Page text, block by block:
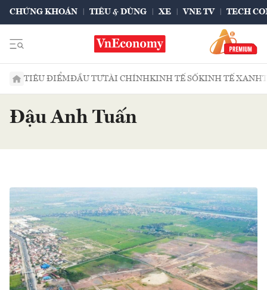
CHỨNG KHOÁN TIÊU & DÙNG XE VNE TV TECH
TIÊU ĐIỂMĐẦU TƯTÀI CHÍNHKINH TẾ SỐKINH TẾ XANH
Đậu Anh Tuấn